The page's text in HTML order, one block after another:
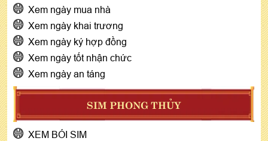
Xem ngày mua nhà
Xem ngày khai trương
Xem ngày ký hợp đồng
Xem ngày tốt nhận chức
Xem ngày an táng
SIM PHONG THỦY
XEM BÓI SIM